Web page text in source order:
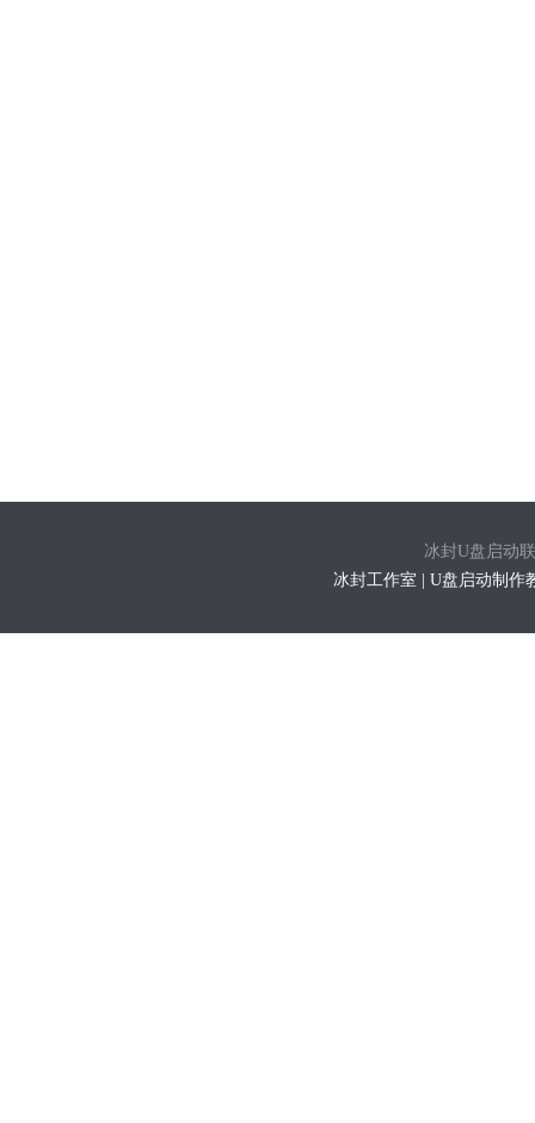
冰封U盘启动
冰封工作室 | U盘启动制作